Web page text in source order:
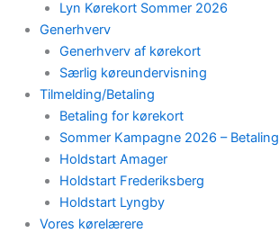
Lyn Kørekort Sommer 2026
Generhverv
Generhverv af kørekort
Særlig køreundervisning
Tilmelding/Betaling
Betaling for kørekort
Sommer Kampagne 2026 – Betaling
Holdstart Amager
Holdstart Frederiksberg
Holdstart Lyngby
Vores kørelærere